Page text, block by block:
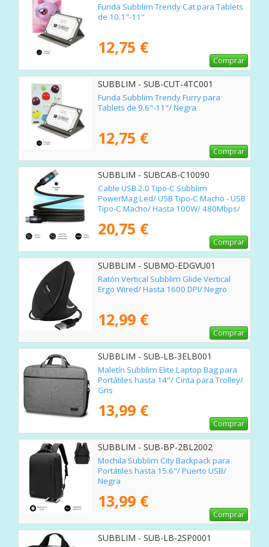
Funda Subblim Trendy Cat para Tablets
de 10.1"-11"
12,75 €
Comprar
SUBBLIM - SUB-CUT-4TC001
Funda Subblim Trendy Furry para
Tablets de 9.6"-11"/ Negra
12,75 €
Comprar
SUBBLIM - SUBCAB-C10090
Cable USB 2.0 Tipo-C Subblim
PowerMag Led/ USB Tipo-C Macho - USB
Tipo-C Macho/ Hasta 100W/ 480Mbps/
20,75 €
Comprar
SUBBLIM - SUBMO-EDGVU01
Ratón Vertical Subblim Glide Vertical
Ergo Wired/ Hasta 1600 DPI/ Negro
12,99 €
Comprar
SUBBLIM - SUB-LB-3ELB001
Maletín Subblim Elite Laptop Bag para
Portátiles hasta 14"/ Cinta para Trolley/
Gris
13,99 €
Comprar
SUBBLIM - SUB-BP-2BL2002
Mochila Subblim City Backpack para
Portátiles hasta 15.6"/ Puerto USB/
Negra
13,99 €
Comprar
SUBBLIM - SUB-LB-2SP0001